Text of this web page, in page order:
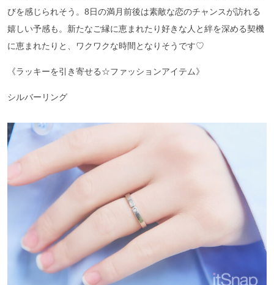
びを感じられそう。8日の満月前後は素敵な恋のチャンスが訪れる
嬉しい予感も。新たなご縁に恵まれたり好きな人と絆を深める契機
に恵まれたりと、ワクワクな時間となりそうです♡
《ラッキーを引き寄せる☆ファッションアイテム》
シルバーリング